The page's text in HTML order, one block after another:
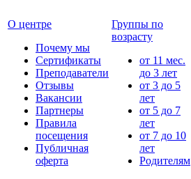
О центре
Почему мы
Сертификаты
Преподаватели
Отзывы
Вакансии
Партнеры
Правила
посещения
Публичная
оферта
Группы по
возрасту
от 11 мес.
до 3 лет
от 3 до 5
лет
от 5 до 7
лет
от 7 до 10
лет
Родителям